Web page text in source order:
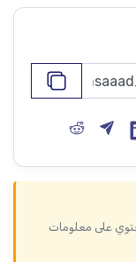
على معلومات